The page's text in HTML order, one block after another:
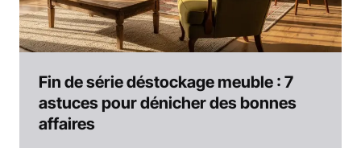
Fin de série déstockage meuble : 7
astuces pour dénicher des bonnes
affaires